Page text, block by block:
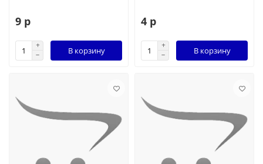
9 р
В корзину
4 р
В корзину